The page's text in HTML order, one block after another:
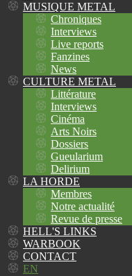
MUSIQUE METAL
Chroniques
Interviews
Live reports
Fanzines
News
CULTURE METAL
Littérature
Interviews
Cinéma
Arts Noirs
Dossiers
Gueularium
Delirium
LA HORDE
Membres
Notre actualité
Revue de presse
HELL'S LINKS
WARBOOK
CONTACT
EN